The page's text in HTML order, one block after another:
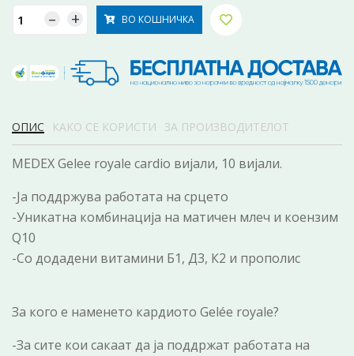
– + ВО КОШНИЧКА
ОПИС КАКО СЕ КОРИСТИ ЗА ПРОИЗВОДИТЕЛОТ
MEDEX Gelee royale cardio вијали, 10 вијали.
-Ја поддржува работата на срцето
-Уникатна комбинација на матичен млеч и коензим
Q10
-Со додадени витамини Б1, Д3, К2 и прополис
За кого е наменето кардиото Gelée royale?
-За сите кои сакаат да ја поддржат работата на